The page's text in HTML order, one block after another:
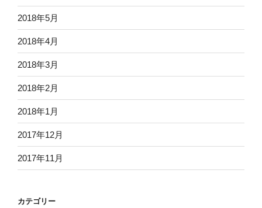
2018年5月
2018年4月
2018年3月
2018年2月
2018年1月
2017年12月
2017年11月
カテゴリー